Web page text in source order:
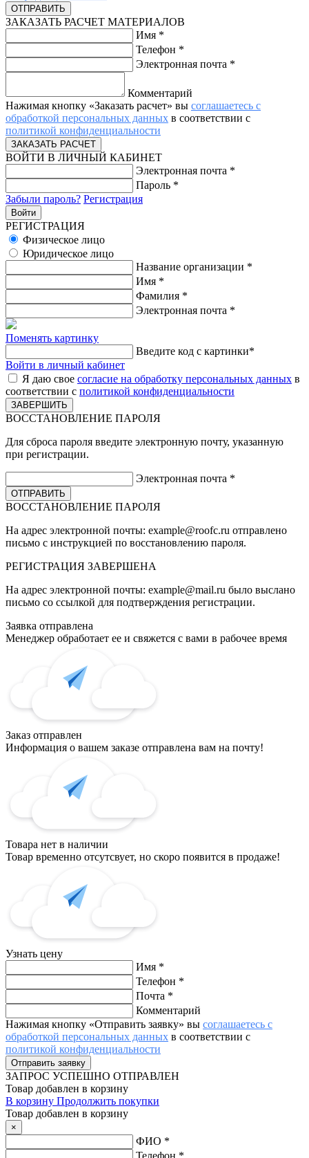
ЗАКАЗАТЬ РАСЧЕТ МАТЕРИАЛОВ
Имя *
Телефон *
Электронная почта *
Комментарий
Нажимая кнопку «Заказать расчет» вы соглашаетесь с
обработкой персональных данных в соответствии с
политикой конфиденциальности
ВОЙТИ В ЛИЧНЫЙ КАБИНЕТ
Электронная почта *
Пароль *
Забыли пароль? Регистрация
РЕГИСТРАЦИЯ
Физическое лицо
Юридическое лицо
Название организации *
Имя *
Фамилия *
Электронная почта *
Поменять картинку
Введите код с картинки*
Войти в личный кабинет
Я даю свое согласие на обработку персональных данных в
соответствии с политикой конфиденциальности
ВОССТАНОВЛЕНИЕ ПАРОЛЯ
Для сброса пароля введите электронную почту, указанную
при регистрации.
Электронная почта *
ВОССТАНОВЛЕНИЕ ПАРОЛЯ
На адрес электронной почты: example@roofc.ru отправлено
письмо с инструкцией по восстановлению пароля.
РЕГИСТРАЦИЯ ЗАВЕРШЕНА
На адрес электронной почты: example@mail.ru было выслано
письмо со ссылкой для подтверждения регистрации.
Заявка отправлена
Менеджер обработает ее и свяжется с вами в рабочее время
Заказ отправлен
Информация о вашем заказе отправлена вам на почту!
Товара нет в наличии
Товар временно отсутсвует, но скоро появится в продаже!
Узнать цену
Имя *
Телефон *
Почта *
Комментарий
Нажимая кнопку «Отправить заявку» вы соглашаетесь с
обработкой персональных данных в соответствии с
политикой конфиденциальности
ЗАПРОС УСПЕШНО ОТПРАВЛЕН
Товар добавлен в корзину
В корзину Продолжить покупки
Товар добавлен в корзину
×
ФИО *
Телефон *